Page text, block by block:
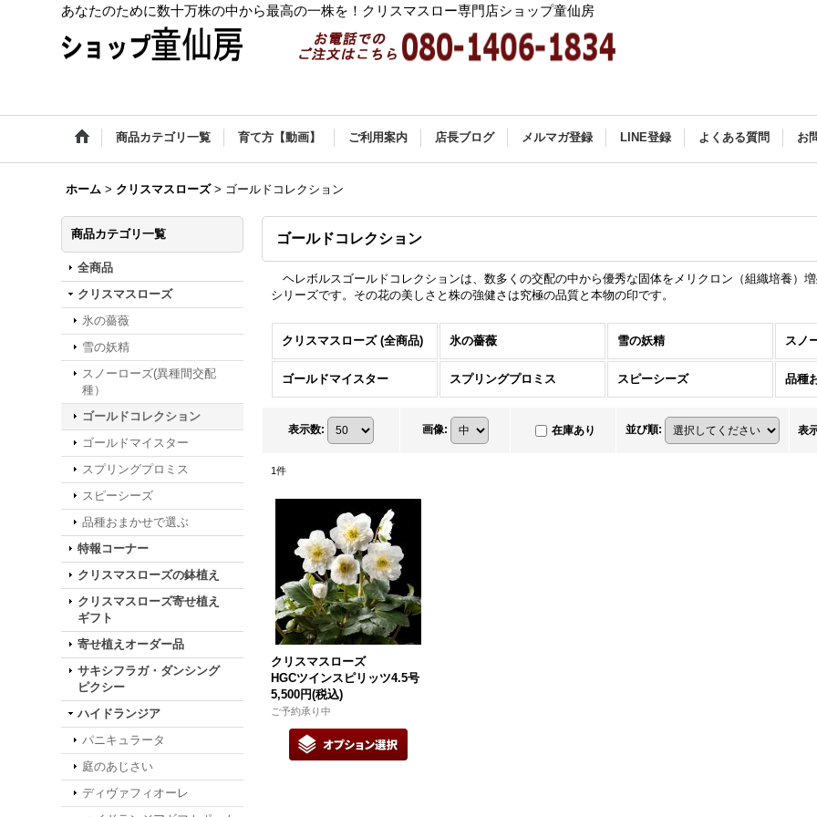
あなたのために数十万株の中から最高の一株を！クリスマスロー専門店ショップ童仙房
商品カテゴリ一覧 育て方【動画】 ご利用案内 店長ブログ メルマガ登録 LINE登録 よくある質問 お
ホーム > クリスマスローズ > ゴールドコレクション
商品カテゴリ一覧
全商品
クリスマスローズ
氷の薔薇
雪の妖精
スノーローズ(異種間交配
種）
ゴールドコレクション
ゴールドマイスター
スプリングプロミス
スピーシーズ
品種おまかせで選ぶ
特報コーナー
クリスマスローズの鉢植え
クリスマスローズ寄せ植え
ギフト
寄せ植えオーダー品
サキシフラガ・ダンシング
ピクシー
ハイドランジア
パニキュラータ
庭のあじさい
ディヴァフィオーレ
ゴールドコレクション
ヘレボルスゴールドコレクションは、数多くの交配の中から優秀な固体をメリクロン（組織培養）
シリーズです。その花の美しさと株の強健さは究極の品質と本物の印です。
クリスマスローズ (全商品) 氷の薔薇 雪の妖精
ゴールドマイスター スプリングプロミス スピーシーズ 品種
表示数: 画像: 在庫あり 並び順: 表
1件
クリスマスローズ
HGCツインスピリッツ4.5号
5,500円(税込)
ご予約承り中